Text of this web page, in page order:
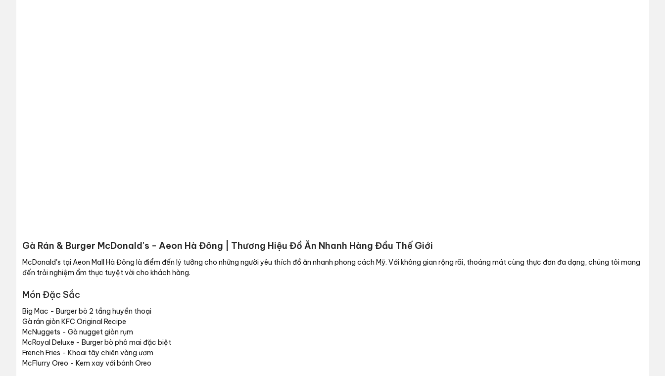
Gà Rán & Burger McDonald's - Aeon Hà Đông | Thương Hiệu Đồ Ăn Nhanh Hàng Đầu Thế Giới
McDonald's tại Aeon Mall Hà Đông là điểm đến lý tưởng cho những người yêu thích đồ ăn nhanh phong cách Mỹ. Với không gian rộng rãi, thoáng mát cùng thực đơn đa dạng, chúng tôi mang
đến trải nghiệm ẩm thực tuyệt vời cho khách hàng.
Món Đặc Sắc
Big Mac - Burger bò 2 tầng huyền thoại
Gà rán giòn KFC Original Recipe
McNuggets - Gà nugget giòn rụm
McRoyal Deluxe - Burger bò phô mai đặc biệt
French Fries - Khoai tây chiên vàng ươm
McFlurry Oreo - Kem xay với bánh Oreo